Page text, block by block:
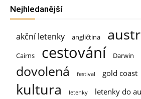
Nejhledanější
akční letenky angličtina
Cairns cestování Darwin
dovolená festival gold coast
kultura letenky letenky do